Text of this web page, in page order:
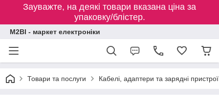
Зауважте, на деякі товари вказана ціна за
упаковку/блістер.
M2BI - маркет електроніки
Товари та послуги Кабелі, адаптери та зарядні пристрої